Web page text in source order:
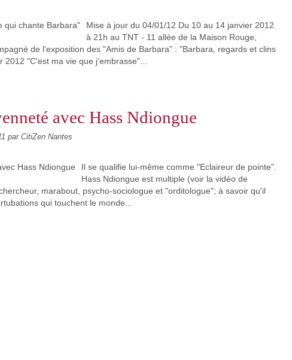
Mise à jour du 04/01/12 Du 10 au 14 janvier 2012
à 21h au TNT - 11 allée de la Maison Rouge,
de l'exposition des "Amis de Barbara" : "Barbara, regards et clins
"C'est ma vie que j'embrasse"...
avec Hass Ndiongue
par CitiZen Nantes
Il se qualifie lui-même comme "Eclaireur de pointe".
Hass Ndiongue est multiple (voir la vidéo de
marabout, psycho-sociologue et "orditologue"; à savoir qu'il
qui touchent le monde...